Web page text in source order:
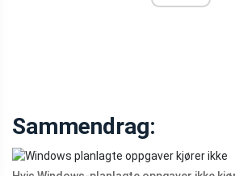
Sammendrag: